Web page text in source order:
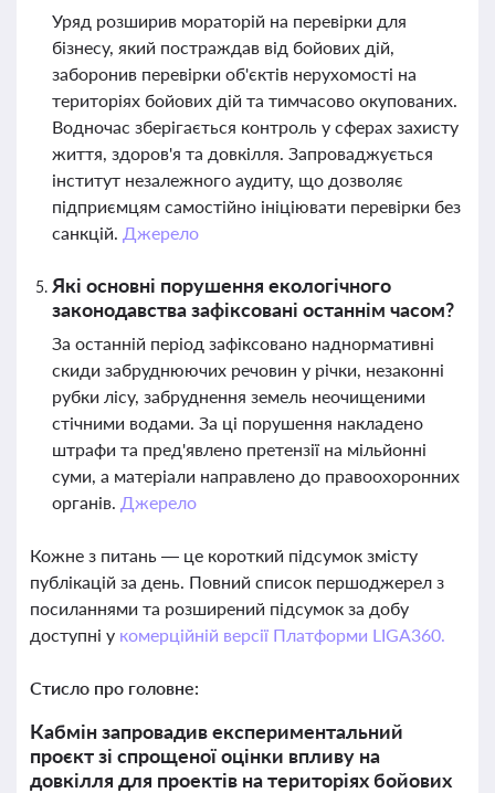
Уряд розширив мораторій на перевірки для
бізнесу, який постраждав від бойових дій,
заборонив перевірки об'єктів нерухомості на
територіях бойових дій та тимчасово окупованих.
Водночас зберігається контроль у сферах захисту
життя, здоров'я та довкілля. Запроваджується
інститут незалежного аудиту, що дозволяє
підприємцям самостійно ініціювати перевірки без
санкцій. Джерело
Які основні порушення екологічного
законодавства зафіксовані останнім часом?
За останній період зафіксовано наднормативні
скиди забруднюючих речовин у річки, незаконні
рубки лісу, забруднення земель неочищеними
стічними водами. За ці порушення накладено
штрафи та пред'явлено претензії на мільйонні
суми, а матеріали направлено до правоохоронних
органів. Джерело
Кожне з питань — це короткий підсумок змісту
публікацій за день. Повний список першоджерел з
посиланнями та розширений підсумок за добу
доступні у комерційній версії Платформи LIGA360.
Стисло про головне:
Кабмін запровадив експериментальний
проєкт зі спрощеної оцінки впливу на
довкілля для проектів на територіях бойових